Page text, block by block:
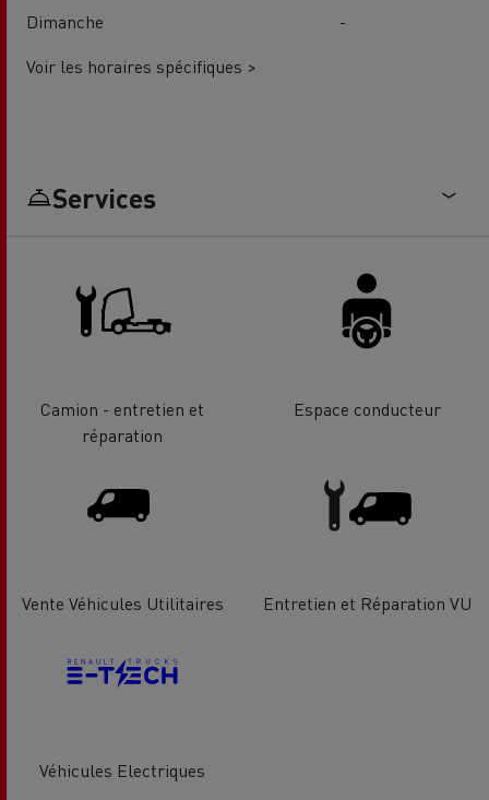
Dimanche
-
Voir les horaires spécifiques >
Services
Camion - entretien et
réparation
Espace conducteur
Vente Véhicules Utilitaires Entretien et Réparation VU
Véhicules Electriques